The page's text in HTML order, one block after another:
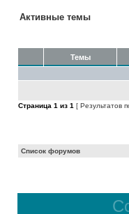
Активные темы
Темы
Страница 1 из 1 [ Результатов
Список форумов